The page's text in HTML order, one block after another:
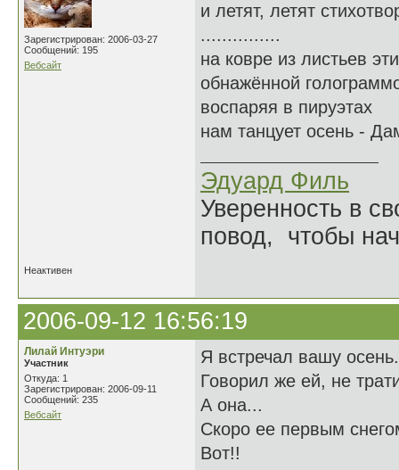
Зарегистрирован: 2006-03-27
Сообщений: 195
Вебсайт
и летят, летят
...............
на ковре из листьев
обнажённой
воспаряя в пируэтах
нам танцует осень -
Эдуард Филь
Уверенность в
повод, чтобы
Неактивен
2006-09-12 16:56:19
Лилай Интуэри
Участник
Откуда: 1
Зарегистрирован: 2006-09-11
Сообщений: 235
Вебсайт
Я встречал вашу
Говорил же ей, не
А она...
Скоро ее первым
Вот!!